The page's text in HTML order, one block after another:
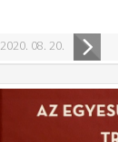
2020. 08. 20.